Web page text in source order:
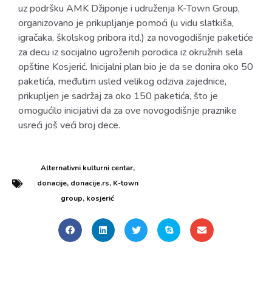
uz podršku AMK Džiponje i udruženja K-Town Group,
organizovano je prikupljanje pomoći (u vidu slatkiša,
igračaka, školskog pribora itd.) za novogodišnje paketiće
za decu iz socijalno ugroženih porodica iz okružnih sela
opštine Kosjerić. Inicijalni plan bio je da se donira oko 50
paketića, međutim usled velikog odziva zajednice,
prikupljen je sadržaj za oko 150 paketića, što je
omogućilo inicijativi da za ove novogodišnje praznike
usreći još veći broj dece.
Alternativni kulturni centar,
donacije, donacije.rs, K-town
group, kosjerić